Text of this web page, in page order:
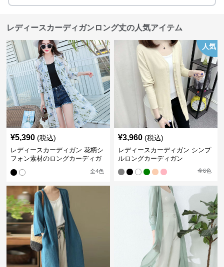
レディースカーディガンロング丈の人気アイテム
¥5,390 (税込)
レディースカーディガン 花柄シ
フォン素材のロングカーディガ
全4色
人気
¥3,960 (税込)
レディースカーディガン シンプ
ルロングカーディガン
全6色